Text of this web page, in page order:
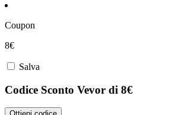
Coupon
8€
Salva
Codice Sconto Vevor di 8€